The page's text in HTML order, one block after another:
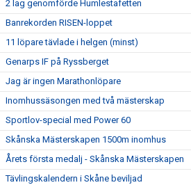
2 lag genomförde Humlestafetten
Banrekorden RISEN-loppet
11 löpare tävlade i helgen (minst)
Genarps IF på Ryssberget
Jag är ingen Marathonlöpare
Inomhussäsongen med två mästerskap
Sportlov-special med Power 60
Skånska Mästerskapen 1500m inomhus
Årets första medalj - Skånska Mästerskapen
Tävlingskalendern i Skåne beviljad